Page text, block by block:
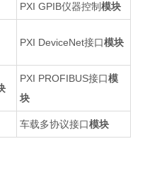
PXI GPIB仪器控制模块
PXI DeviceNet接口模块
PXI PROFIBUS接口模
块
车载多协议接口模块